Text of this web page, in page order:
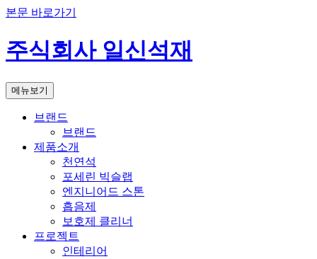
본문 바로가기
주식회사 일신석재
메뉴보기
브랜드
브랜드
제품소개
천연석
포세린 빅슬랩
엔지니어드 스톤
흡음제
보호제 클리너
프로젝트
인테리어